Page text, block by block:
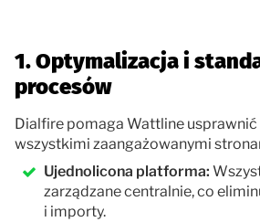
1. Optymalizacja i
procesów
Dialfire pomaga Wattline
wszystkimi zaangażowanymi
Ujednolicona platforma:
zarządzane centralnie, co
i importy.